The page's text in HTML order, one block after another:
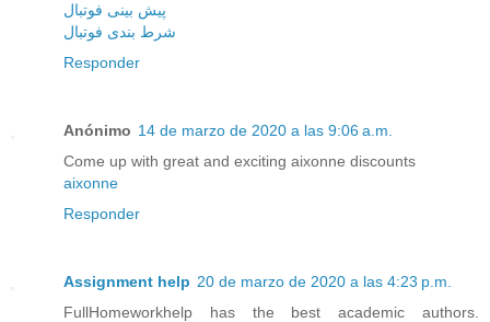
پیش بینی فوتبال
شرط بندی فوتبال
Responder
Anónimo 14 de marzo de 2020 a las 9:06 a.m.
Come up with great and exciting aixonne discounts
aixonne
Responder
Assignment help 20 de marzo de 2020 a las 4:23 p.m.
FullHomeworkhelp has the best academic authors.